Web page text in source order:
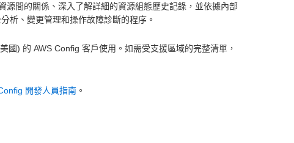
源間的關係、深入了解詳細的資源組態歷史記錄，並依據內部
析、變更管理和操作故障診斷的程序。
國) 的 AWS Config 客戶使用。如需受支援區域的完整清單，
開發人員指南 。